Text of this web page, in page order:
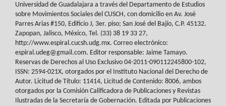
Universidad de Guadalajara a través del Departamento de Estudios
sobre Movimientos Sociales del CUSCH, con domicilio en Av. José
Parres Arias #150, Edificio J, 3er. piso; San José del Bajío, C.P. 45132.
Zapopan, Jalisco, México, Tel. (33) 38 19 33 27,
http://www.espiral.cucsh.udg.mx. Correo electrónico:
espiral.udeg@gmail.com. Editor responsable: Jaime Tamayo.
Reservas de Derechos al Uso Exclusivo 04-2011-090112245800-102,
ISSN: 2594-021X, otorgados por el Instituto Nacional del Derecho de
Autor. Licitud de Título: 11414, Licitud de Contenido: 8006, ambos
otorgados por la Comisión Calificadora de Publicaciones y Revistas
Ilustradas de la Secretaría de Gobernación. Editada por Publicaciones